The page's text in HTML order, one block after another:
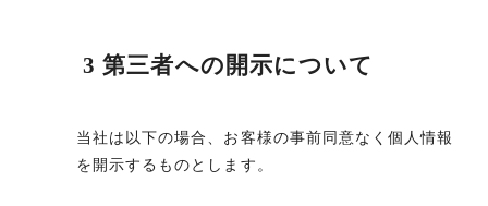
3 第三者への開示について
当社は以下の場合、お客様の事前同意なく個人情報
を開示するものとします。